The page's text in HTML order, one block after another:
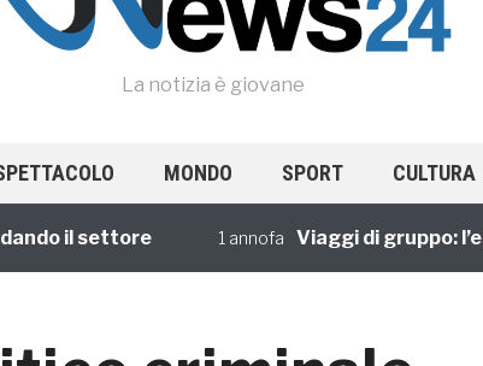
La notizia è giovane
MONDO SPORT CULTURA
il settore 1 annofa Viaggi di gruppo: